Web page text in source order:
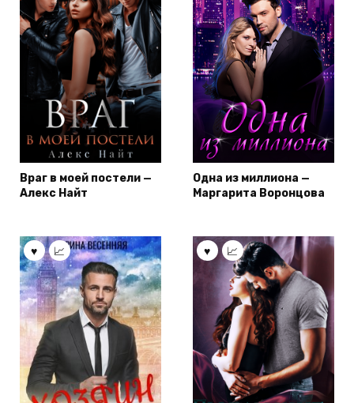
Враг в моей постели —
Алекс Найт
Одна из миллиона —
Маргарита Воронцова